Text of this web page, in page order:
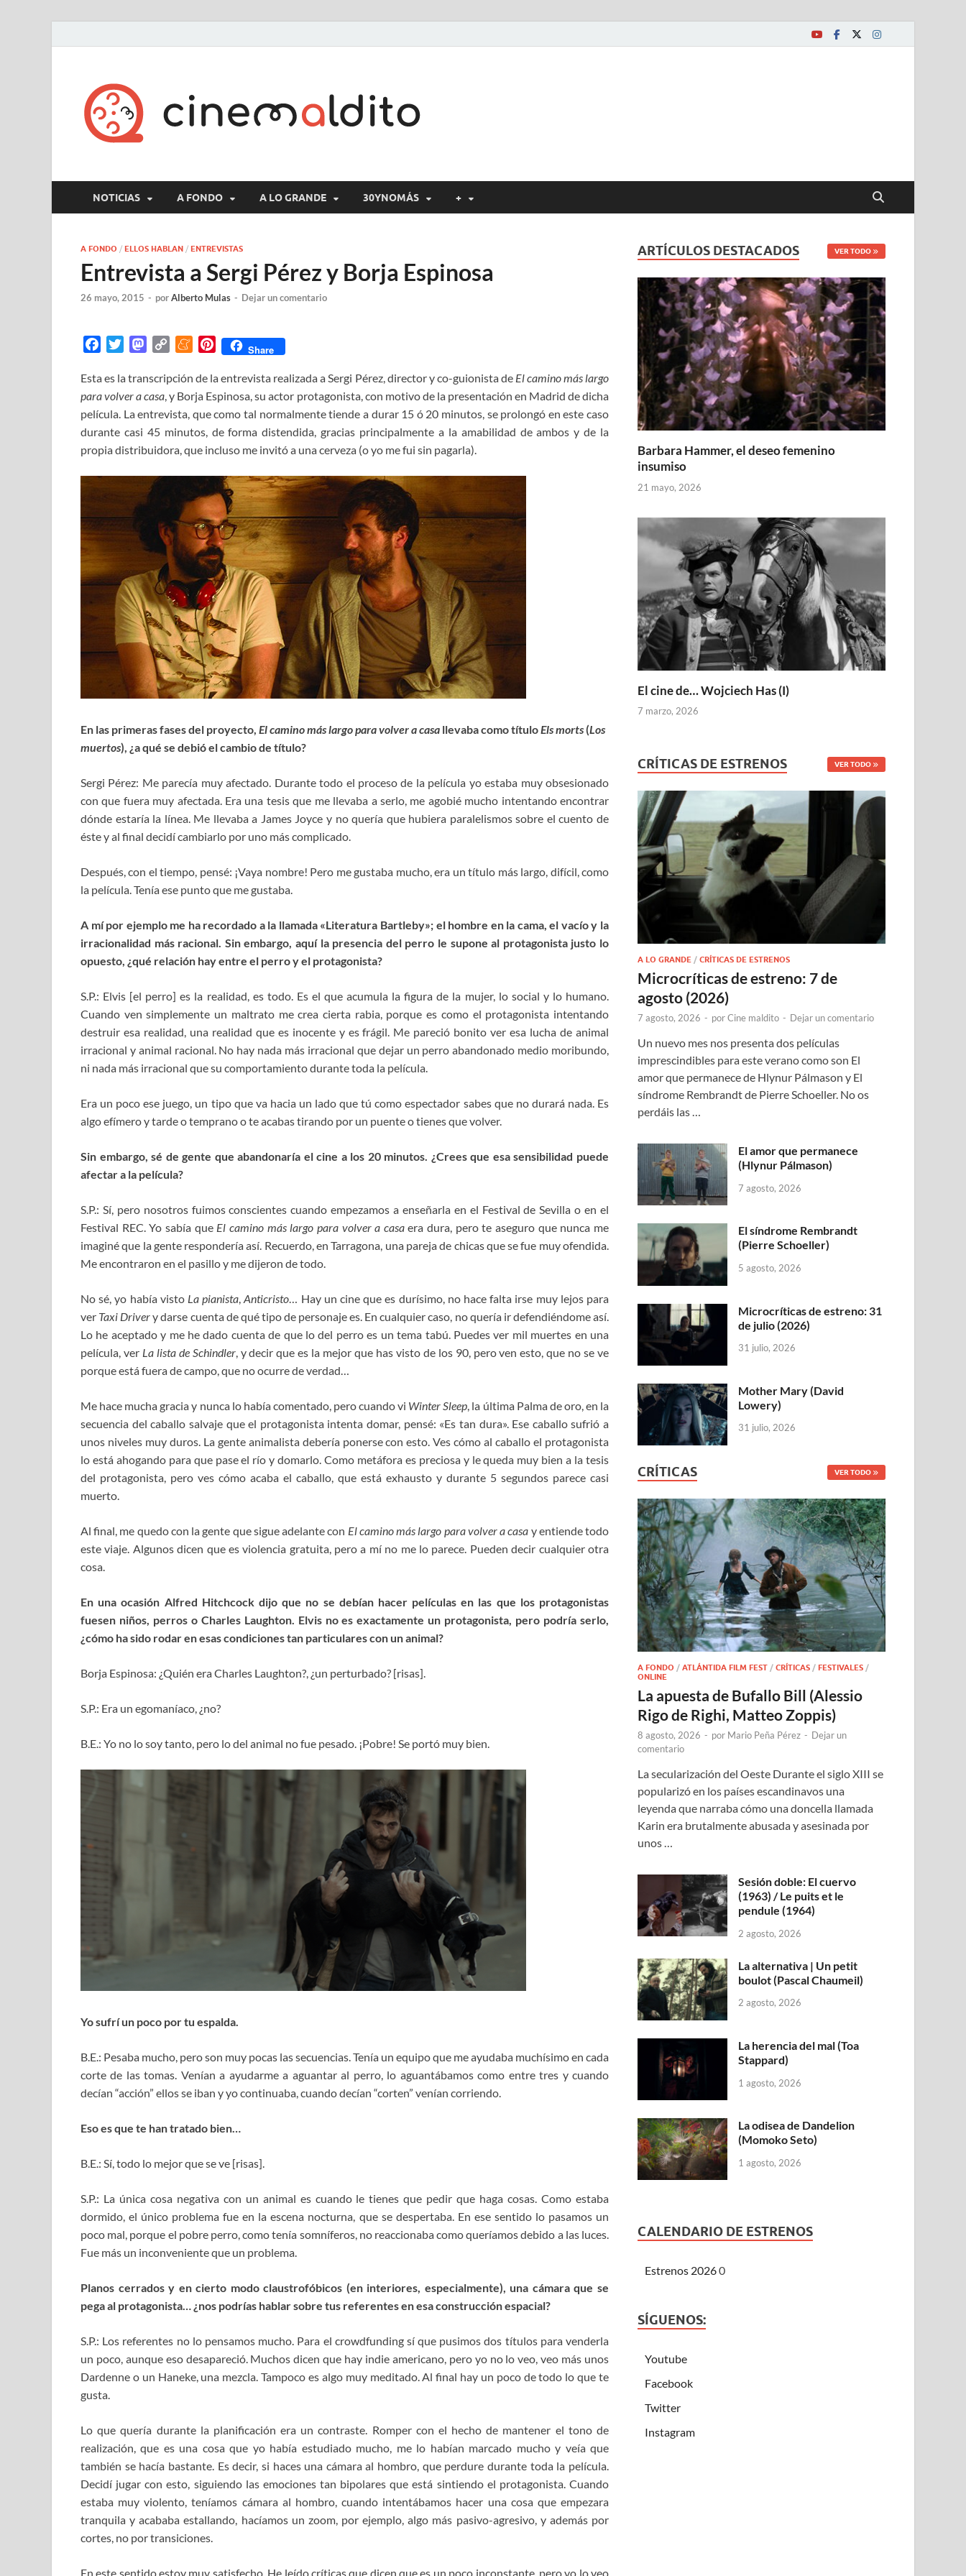
NOTICIAS A FONDO A LO GRANDE 30YNOMÁS +
A FONDO / ELLOS HABLAN / ENTREVISTAS
Entrevista a Sergi Pérez y Borja Espinosa
26 mayo, 2015 - porAlberto Mulas - Dejar un comentario
c
e
b
o
o
i
t
t
e
r
M
s
t
o
d
o
p
y
L
i
n
M
n
e
a
m
e
P
n
t
e
r
e
Share
Esta es la transcripción de la entrevista realizada a Sergi Pérez, director y co-guionista de El camino más largo
para volver a casa, y Borja Espinosa, su actor protagonista, con motivo de la presentación en Madrid de dicha
película. La entrevista, que como tal normalmente tiende a durar 15 ó 20 minutos, se prolongó en este caso
durante casi 45 minutos, de forma distendida, gracias principalmente a la amabilidad de ambos y de la
propia distribuidora, que incluso me invitó a una cerveza (o yo me fui sin pagarla).
En las primeras fases del proyecto, El camino más largo para volver a casa llevaba como títuloEls morts(Los
muertos), ¿a qué se debió el cambio de título?
Sergi Pérez: Me parecía muy afectado. Durante todo el proceso de la película yo estaba muy obsesionado
con que fuera muy afectada. Era una tesis que me llevaba a serlo, me agobié mucho intentando encontrar
dónde estaría la línea. Me llevaba a James Joyce y no quería que hubiera paralelismos sobre el cuento de
éste y al final decidí cambiarlo por uno más complicado.
Después, con el tiempo, pensé: ¡Vaya nombre! Pero me gustaba mucho, era un título más largo, difícil, como
la película. Tenía ese punto que me gustaba.
A mí por ejemplo me ha recordado a la llamada «Literatura Bartleby»; el hombre en la cama, el vacío y la
irracionalidad más racional. Sin embargo, aquí la presencia del perro le supone al protagonista justo lo
opuesto, ¿qué relación hay entre el perro y el protagonista?
S.P.: Elvis [el perro] es la realidad, es todo. Es el que acumula la figura de la mujer, lo social y lo humano.
Cuando ven simplemente un maltrato me crea cierta rabia, porque es como el protagonista intentando
destruir esa realidad, una realidad que es inocente y es frágil. Me pareció bonito ver esa lucha de animal
irracional y animal racional. No hay nada más irracional que dejar un perro abandonado medio moribundo,
ni nada más irracional que su comportamiento durante toda la película.
Era un poco ese juego, un tipo que va hacia un lado que tú como espectador sabes que no durará nada. Es
algo efímero y tarde o temprano o te acabas tirando por un puente o tienes que volver.
Sin embargo, sé de gente que abandonaría el cine a los 20 minutos. ¿Crees que esa sensibilidad puede
afectar a la película?
S.P.: Sí, pero nosotros fuimos conscientes cuando empezamos a enseñarla en el Festival de Sevilla o en el
Festival REC. Yo sabía que El camino más largo para volver a casaera dura, pero te aseguro que nunca me
imaginé que la gente respondería así. Recuerdo, en Tarragona, una pareja de chicas que se fue muy ofendida.
Me encontraron en el pasillo y me dijeron de todo.
No sé, yo había vistoLa pianista,Anticristo… Hay un cine que es durísimo, no hace falta irse muy lejos para
ver Taxi Drivery darse cuenta de qué tipo de personaje es. En cualquier caso, no quería ir defendiéndome así.
Lo he aceptado y me he dado cuenta de que lo del perro es un tema tabú. Puedes ver mil muertes en una
película, ver La lista de Schindler, y decir que es la mejor que has visto de los 90, pero ven esto, que no se ve
porque está fuera de campo, que no ocurre de verdad…
Me hace mucha gracia y nunca lo había comentado, pero cuando vi Winter Sleep, la última Palma de oro, en la
secuencia del caballo salvaje que el protagonista intenta domar, pensé: «Es tan dura». Ese caballo sufrió a
unos niveles muy duros. La gente animalista debería ponerse con esto. Ves cómo al caballo el protagonista
lo está ahogando para que pase el río y domarlo. Como metáfora es preciosa y le queda muy bien a la tesis
del protagonista, pero ves cómo acaba el caballo, que está exhausto y durante 5 segundos parece casi
muerto.
Al final, me quedo con la gente que sigue adelante con El camino más largo para volver a casa y entiende todo
este viaje. Algunos dicen que es violencia gratuita, pero a mí no me lo parece. Pueden decir cualquier otra
cosa.
En una ocasión Alfred Hitchcock dijo que no se debían hacer películas en las que los protagonistas
fuesen niños, perros o Charles Laughton. Elvis no es exactamente un protagonista, pero podría serlo,
¿cómo ha sido rodar en esas condiciones tan particulares con un animal?
Borja Espinosa: ¿Quién era Charles Laughton?, ¿un perturbado? [risas].
S.P.: Era un egomaníaco, ¿no?
B.E.: Yo no lo soy tanto, pero lo del animal no fue pesado. ¡Pobre! Se portó muy bien.
Yo sufrí un poco por tu espalda.
B.E.: Pesaba mucho, pero son muy pocas las secuencias. Tenía un equipo que me ayudaba muchísimo en cada
corte de las tomas. Venían a ayudarme a aguantar al perro, lo aguantábamos como entre tres y cuando
decían “acción” ellos se iban y yo continuaba, cuando decían “corten” venían corriendo.
Eso es que te han tratado bien…
B.E.: Sí, todo lo mejor que se ve [risas].
S.P.: La única cosa negativa con un animal es cuando le tienes que pedir que haga cosas. Como estaba
dormido, el único problema fue en la escena nocturna, que se despertaba. En ese sentido lo pasamos un
poco mal, porque el pobre perro, como tenía somníferos, no reaccionaba como queríamos debido a las luces.
Fue más un inconveniente que un problema.
Planos cerrados y en cierto modo claustrofóbicos (en interiores, especialmente), una cámara que se
pega al protagonista… ¿nos podrías hablar sobre tus referentes en esa construcción espacial?
S.P.: Los referentes no lo pensamos mucho. Para el crowdfunding sí que pusimos dos títulos para venderla
un poco, aunque eso desapareció. Muchos dicen que hay indie americano, pero yo no lo veo, veo más unos
Dardenne o un Haneke, una mezcla. Tampoco es algo muy meditado. Al final hay un poco de todo lo que te
gusta.
Lo que quería durante la planificación era un contraste. Romper con el hecho de mantener el tono de
realización, que es una cosa que yo había estudiado mucho, me lo habían marcado mucho y veía que
también se hacía bastante. Es decir, si haces una cámara al hombro, que perdure durante toda la película.
Decidí jugar con esto, siguiendo las emociones tan bipolares que está sintiendo el protagonista. Cuando
estaba muy violento, teníamos cámara al hombro, cuando intentábamos hacer una cosa que empezara
tranquila y acababa estallando, hacíamos un zoom, por ejemplo, algo más pasivo-agresivo, y además por
cortes, no por transiciones.
En este sentido estoy muy satisfecho. He leído críticas que dicen que es un poco inconstante, pero yo lo veo
ARTÍCULOS DESTACADOS VER TODO
Barbara Hammer, el deseo femenino
insumiso
21 mayo, 2026
El cine de… Wojciech Has (I)
7 marzo, 2026
CRÍTICAS DE ESTRENOS VER TODO
A LO GRANDE /CRÍTICAS DE ESTRENOS
Microcríticas de estreno: 7 de
agosto (2026)
7 agosto, 2026 - porCine maldito - Dejar un comentario
Un nuevo mes nos presenta dos películas
imprescindibles para este verano como son El
amor que permanece de Hlynur Pálmason y El
síndrome Rembrandt de Pierre Schoeller. No os
perdáis las …
El amor que permanece
(Hlynur Pálmason)
7 agosto, 2026
El síndrome Rembrandt
(Pierre Schoeller)
5 agosto, 2026
Microcríticas de estreno: 31
de julio (2026)
31 julio, 2026
Mother Mary (David
Lowery)
31 julio, 2026
CRÍTICAS VER TODO
A FONDO /ATLÁNTIDA FILM FEST /CRÍTICAS /FESTIVALES /
ONLINE
La apuesta de Bufallo Bill (Alessio
Rigo de Righi, Matteo Zoppis)
8 agosto, 2026 - por Mario Peña Pérez - Dejar un
comentario
La secularización del Oeste Durante el siglo XIII se
popularizó en los países escandinavos una
leyenda que narraba cómo una doncella llamada
Karin era brutalmente abusada y asesinada por
unos …
Sesión doble: El cuervo
(1963) / Le puits et le
pendule (1964)
2 agosto, 2026
La alternativa | Un petit
boulot (Pascal Chaumeil)
2 agosto, 2026
La herencia del mal (Toa
Stappard)
1 agosto, 2026
La odisea de Dandelion
(Momoko Seto)
1 agosto, 2026
CALENDARIO DE ESTRENOS
Estrenos 20260
SÍGUENOS:
Youtube
Facebook
Twitter
Instagram